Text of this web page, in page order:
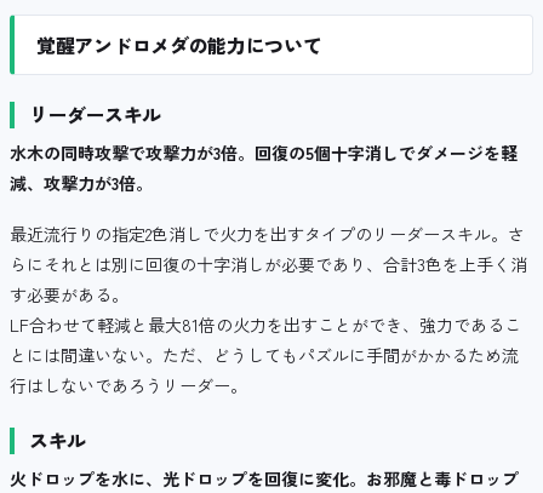
覚醒アンドロメダの能力について
リーダースキル
水木の同時攻撃で攻撃力が3倍。回復の5個十字消しでダメージを軽
減、攻撃力が3倍。
最近流行りの指定2色消しで火力を出すタイプのリーダースキル。さ
らにそれとは別に回復の十字消しが必要であり、合計3色を上手く消
す必要がある。
LF合わせて軽減と最大81倍の火力を出すことができ、強力であるこ
とには間違いない。ただ、どうしてもパズルに手間がかかるため流
行はしないであろうリーダー。
スキル
火ドロップを水に、光ドロップを回復に変化。お邪魔と毒ドロップ